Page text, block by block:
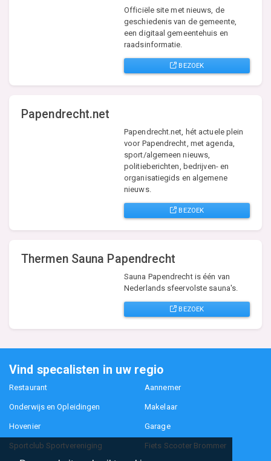
Officiële site met nieuws, de
geschiedenis van de gemeente,
een digitaal gemeentehuis en
raadsinformatie.
BEZOEK
Papendrecht.net
Papendrecht.net, hét actuele plein
voor Papendrecht, met agenda,
sport/algemeen nieuws,
politieberichten, bedrijven- en
organisatiegids en algemene
nieuws.
BEZOEK
Thermen Sauna Papendrecht
Sauna Papendrecht is één van
Nederlands sfeervolste sauna's.
BEZOEK
Vind specalisten in uw regio
Restaurant Aannemer
Onderwijs en Opleidingen Makelaar
Hovenier Garage
Sportclub Sportvereniging Fiets Scooter Brommer